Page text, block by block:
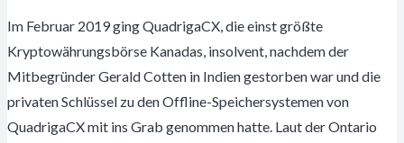
Im Februar 2019 ging QuadrigaCX, die einst größte
Kryptowährungsbörse Kanadas, insolvent, nachdem der
Mitbegründer Gerald Cotten in Indien gestorben war und die
privaten Schlüssel zu den Offline-Speichersystemen von
QuadrigaCX mit ins Grab genommen hatte. Laut der Ontario